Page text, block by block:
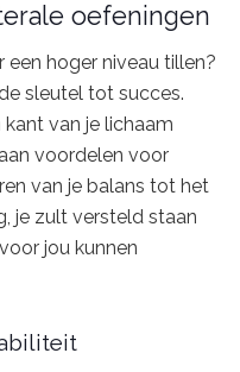
oefeningen
een hoger niveau tillen?
sleutel tot succes.
kant van je lichaam
voordelen voor
van je balans tot het
je zult versteld staan
jou kunnen